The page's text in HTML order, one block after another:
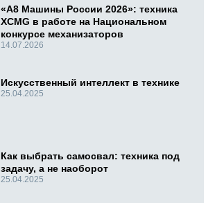
«А8 Машины России 2026»: техника
XCMG в работе на Национальном
конкурсе механизаторов
14.07.2026
Искусственный интеллект в технике
25.04.2025
Как выбрать самосвал: техника под
задачу, а не наоборот
25.04.2025